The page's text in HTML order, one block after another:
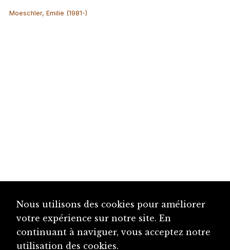
Moeschler, Emilie (1981-)
Nous utilisons des cookies pour améliorer
votre expérience sur notre site. En
continuant à naviguer, vous acceptez notre
utilisation des cookies.